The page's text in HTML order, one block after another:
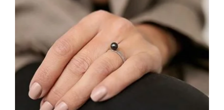
Prenumeruoti